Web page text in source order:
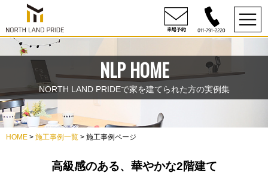
NLP HOME
NORTH LAND PRIDEで家を建てられた方の実例集
HOME > 施工事例一覧 > 施工事例ページ
高級感のある、華やかな2階建て